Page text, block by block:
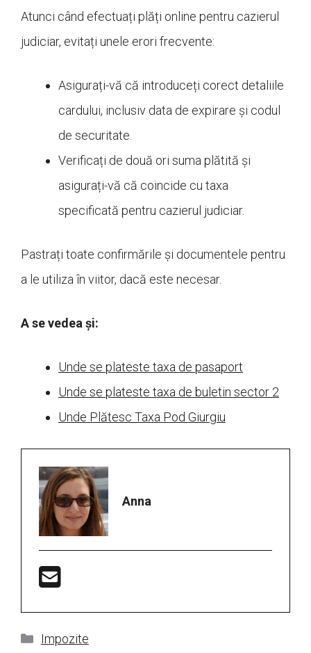
Atunci când efectuați plăți online pentru cazierul
judiciar, evitați unele erori frecvente:
Asigurați-vă că introduceți corect detaliile
cardului, inclusiv data de expirare și codul
de securitate.
Verificați de două ori suma plătită și
asigurați-vă că coincide cu taxa
specificată pentru cazierul judiciar.
Pastrați toate confirmările și documentele pentru
a le utiliza în viitor, dacă este necesar.
A se vedea și:
Unde se plateste taxa de pasaport
Unde se plateste taxa de buletin sector 2
Unde Plătesc Taxa Pod Giurgiu
Anna
Categorii
Impozite